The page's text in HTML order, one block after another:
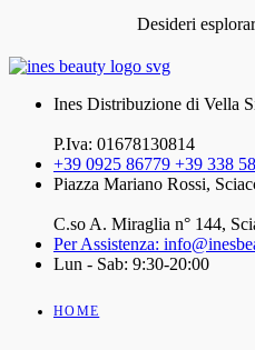
Desideri
Ines Distribuzione di Vella
P.Iva: 01678130814
+39 0925 86779 +39 338
Piazza Mariano Rossi,
C.so A. Miraglia n° 144,
Per Assistenza:
Lun - Sab: 9:30-20:00
HOME